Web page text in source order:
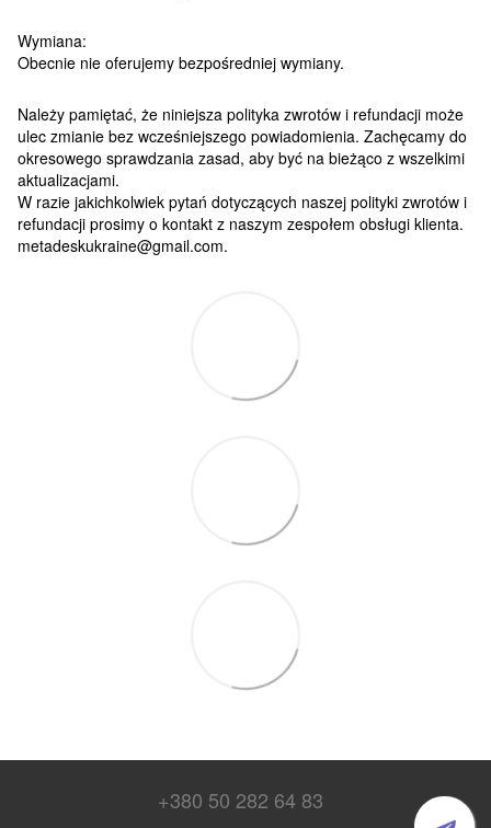
Wymiana:
Obecnie nie oferujemy bezpośredniej wymiany.
Należy pamiętać, że niniejsza polityka zwrotów i refundacji może
ulec zmianie bez wcześniejszego powiadomienia. Zachęcamy do
okresowego sprawdzania zasad, aby być na bieżąco z wszelkimi
aktualizacjami.
W razie jakichkolwiek pytań dotyczących naszej polityki zwrotów i
refundacji prosimy o kontakt z naszym zespołem obsługi klienta.
metadeskukraine@gmail.com.
+380 50 282 64 83